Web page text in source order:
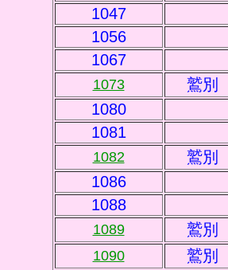
1047
1056
1067
1073
鷲別
1080
1081
1082
鷲別
1086
1088
1089 鷲別
1090 鷲別